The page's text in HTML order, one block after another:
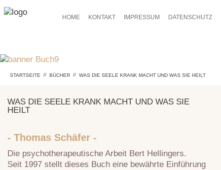
HOME KONTAKT IMPRESSUM DATENSCHUTZ
STARTSEITE // BÜCHER // WAS DIE SEELE KRANK MACHT UND WAS SIE HEILT
WAS DIE SEELE KRANK MACHT UND WAS SIE
HEILT
- Thomas Schäfer -
Die psychotherapeutische Arbeit Bert Hellingers.
Seit 1997 stellt dieses Buch eine bewährte Einführung